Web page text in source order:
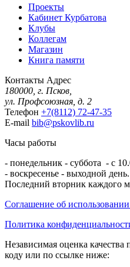
Проекты
Кабинет Курбатова
Клубы
Коллегам
Магазин
Книга памяти
Контакты Адрес
180000, г. Псков,
ул. Профсоюзная, д. 2
Телефон +7(8112) 72-47-35
E-mail bib@pskovlib.ru
Часы работы
- понедельник - суббота - с
- воскресенье - выходной день.
Последний вторник каждого
Соглашение об
Политика
Независимая оценка качества
коду или по ссылке ниже: